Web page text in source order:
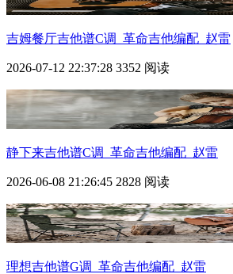
吉姆餐厅吉他谱C调_革命吉他编配_赵雷
2026-07-12 22:37:28 3352 阅读
静下来吉他谱C调_革命吉他编配_赵雷
2026-06-08 21:26:45 2828 阅读
理想吉他谱G调_革命吉他编配_赵雷